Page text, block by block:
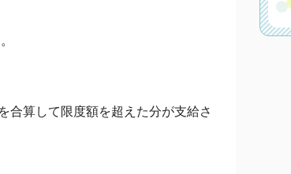
合算して限度額を超えた分が支給さ